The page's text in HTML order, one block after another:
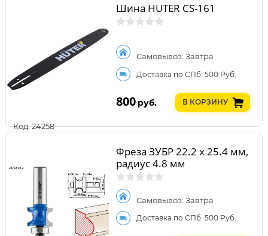
Код: 24258
Шина HUTER CS-161
Самовывоз: Завтра
Доставка по СПб: 500 Руб.
800 руб. В КОРЗИНУ
Фреза ЗУБР 22.2 x 25.4 мм,
радиус 4.8 мм
Самовывоз: Завтра
Доставка по СПб: 500 Руб.